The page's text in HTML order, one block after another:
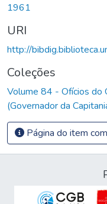
1961
URI
http://
Coleções
Volume 84 - Ofícios do
(Governador da
Página do item